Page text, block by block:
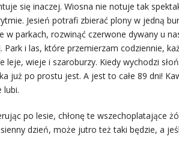
się inaczej. Wiosna nie notuje tak
Jesień potrafi zbierać plony w jedną
w parkach, rozwinąć czerwone dywany u
Park i las, które przemierzam codziennie,
leje, wieje i szaroburzy. Kiedy wychodzi
już po prostu jest. A jest to całe 89 dni!
lubi.
po lesie, chłonę te wszechoplatające
dzień, może jutro też taki będzie, a